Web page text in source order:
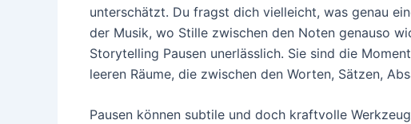
unterschätzt. Du fragst dich vielleicht, was genau
der Musik, wo Stille zwischen den Noten genauso
Storytelling Pausen unerlässlich. Sie sind die
leeren Räume, die zwischen den Worten, Sätzen,
Pausen können subtile und doch kraftvolle